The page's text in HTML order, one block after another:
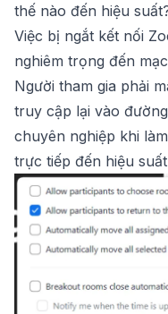
thế nào đến hiệu
Việc bị ngắt kết nối
nghiêm trọng đến
Người tham gia phải
truy cập lại vào
chuyên nghiệp khi
trực tiếp đến hiệu